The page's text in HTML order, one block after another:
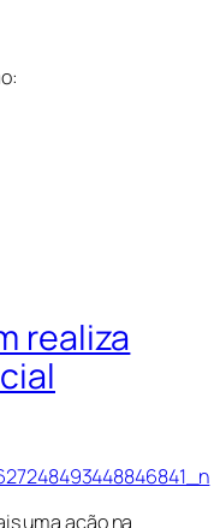
realiza
uma ação na